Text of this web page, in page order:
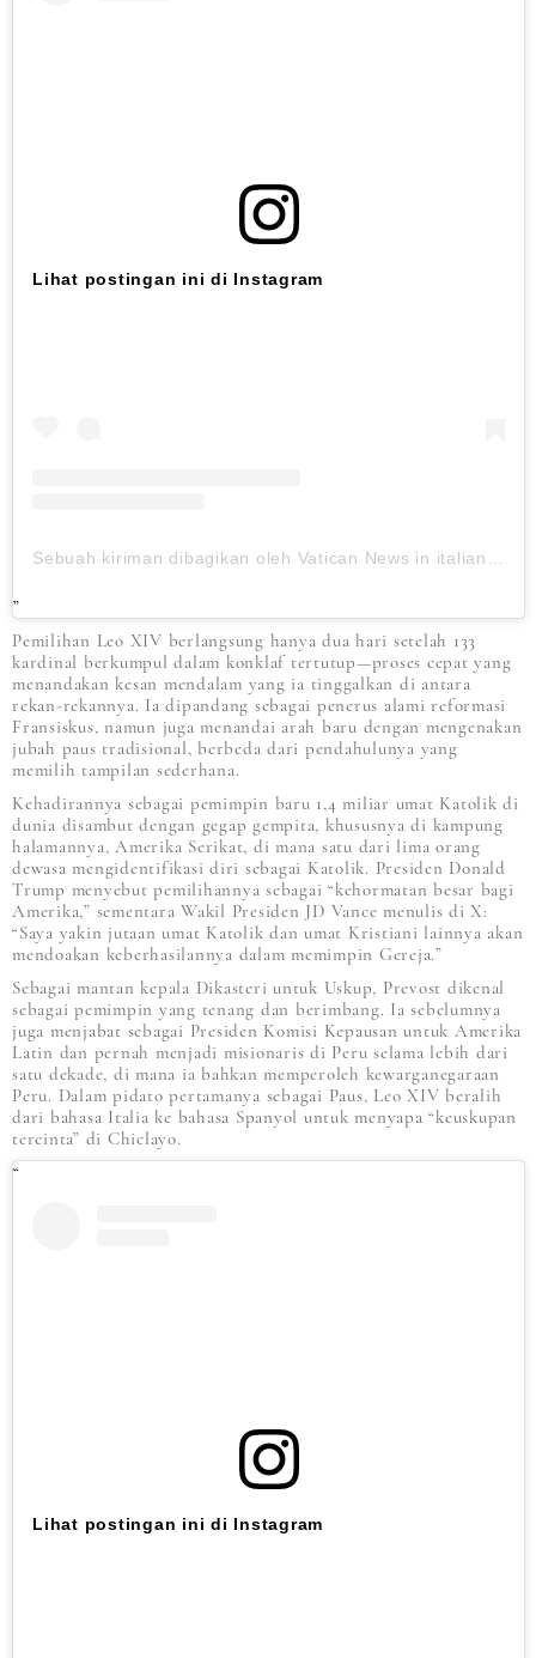
Lihat postingan ini di Instagram
Sebuah kiriman dibagikan oleh Vatican News in italiano (@vaticannewsit)
Pemilihan Leo XIV berlangsung hanya dua hari setelah 133
kardinal berkumpul dalam konklaf tertutup—proses cepat yang
menandakan kesan mendalam yang ia tinggalkan di antara
rekan-rekannya. Ia dipandang sebagai penerus alami reformasi
Fransiskus, namun juga menandai arah baru dengan mengenakan
jubah paus tradisional, berbeda dari pendahulunya yang
memilih tampilan sederhana.
Kehadirannya sebagai pemimpin baru 1,4 miliar umat Katolik di
dunia disambut dengan gegap gempita, khususnya di kampung
halamannya, Amerika Serikat, di mana satu dari lima orang
dewasa mengidentifikasi diri sebagai Katolik. Presiden Donald
Trump menyebut pemilihannya sebagai “kehormatan besar bagi
Amerika,” sementara Wakil Presiden JD Vance menulis di X:
“Saya yakin jutaan umat Katolik dan umat Kristiani lainnya akan
mendoakan keberhasilannya dalam memimpin Gereja.”
Sebagai mantan kepala Dikasteri untuk Uskup, Prevost dikenal
sebagai pemimpin yang tenang dan berimbang. Ia sebelumnya
juga menjabat sebagai Presiden Komisi Kepausan untuk Amerika
Latin dan pernah menjadi misionaris di Peru selama lebih dari
satu dekade, di mana ia bahkan memperoleh kewarganegaraan
Peru. Dalam pidato pertamanya sebagai Paus, Leo XIV beralih
dari bahasa Italia ke bahasa Spanyol untuk menyapa “keuskupan
tercinta” di Chiclayo.
Lihat postingan ini di Instagram